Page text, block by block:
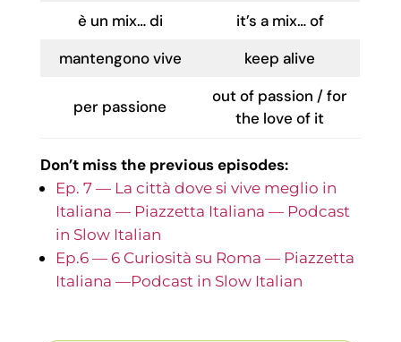
è un mix… di
it’s a mix… of
mantengono vive
keep alive
per passione
out of passion / for
the love of it
Don’t miss the previous episodes:
Ep. 7 — La città dove si vive meglio in
Italiana — Piazzetta Italiana — Podcast
in Slow Italian
Ep.6 — 6 Curiosità su Roma — Piazzetta
Italiana —Podcast in Slow Italian